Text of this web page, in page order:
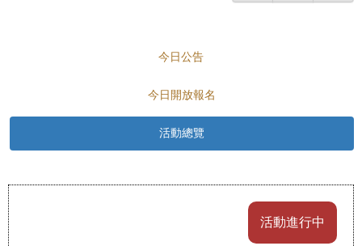
今日公告
今日開放報名
活動總覽
活動進行中